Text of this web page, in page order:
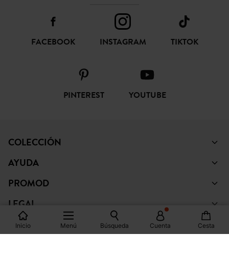
Inicio Menú Búsqueda Cuenta Cesta
FACEBOOK INSTAGRAM TIKTOK
PINTEREST YOUTUBE
COLECCIÓN
AYUDA
PROMOD
LEGAL